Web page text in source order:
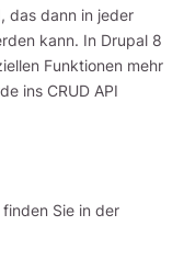
das dann in jeder
kann. In Drupal 8
Funktionen mehr
ins CRUD API
Sie in der